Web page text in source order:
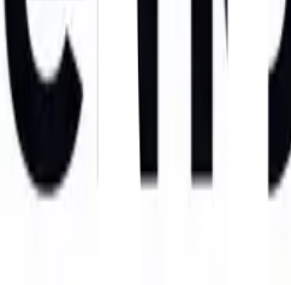
e comércio exterior com